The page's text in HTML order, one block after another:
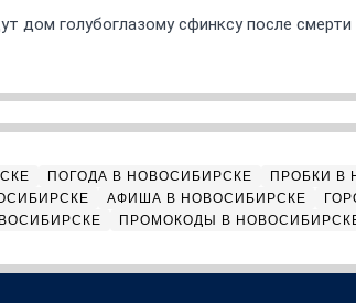
дом голубоглазому сфинксу после
ПОГОДА В НОВОСИБИРСКЕ ПРОБКИ В
АФИША В НОВОСИБИРСКЕ
ПРОМОКОДЫ В